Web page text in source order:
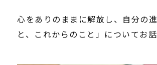
心をありのままに解放し、自分の
と、これからのこと」についてお